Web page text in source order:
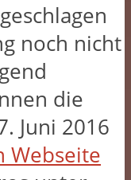
noch nicht
die
Juni 2016
Webseite